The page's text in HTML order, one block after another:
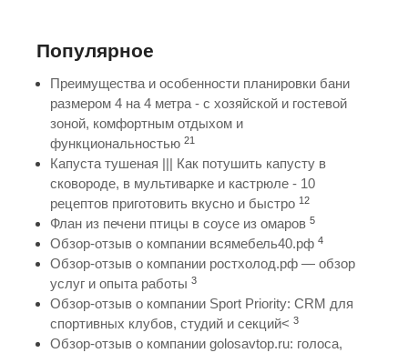
Популярное
Преимущества и особенности планировки бани
размером 4 на 4 метра - с хозяйской и гостевой
зоной, комфортным отдыхом и
функциональностью 21
Капуста тушеная ||| Как потушить капусту в
сковороде, в мультиварке и кастрюле - 10
рецептов приготовить вкусно и быстро 12
Флан из печени птицы в соусе из омаров 5
Обзор-отзыв о компании всямебель40.рф 4
Обзор-отзыв о компании ростхолод.рф — обзор
услуг и опыта работы 3
Обзор-отзыв о компании Sport Priority: CRM для
спортивных клубов, студий и секций< 3
Обзор-отзыв о компании golosavtop.ru: голоса,